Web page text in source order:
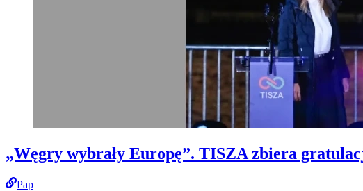
„Węgry wybrały Europę”. TISZA zbiera
Pap